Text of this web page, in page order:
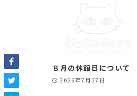
８月の休館日について
2026年7月27日